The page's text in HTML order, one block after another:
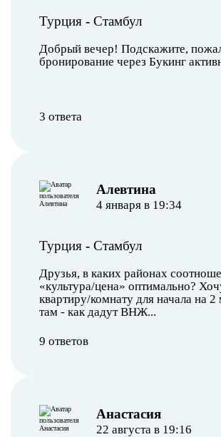
Турция - Стамбул
Добрый вечер! Подскажите,
бронирование через Букинг
3 ответа
Алевтина
4 января в 19:34
Турция - Стамбул
Друзья, в каких районах
«культура/цена» оптимально?
квартиру/комнату для начала на 2
там - как дадут ВНЖ...
9 ответов
Анастасия
22 августа в 19:16